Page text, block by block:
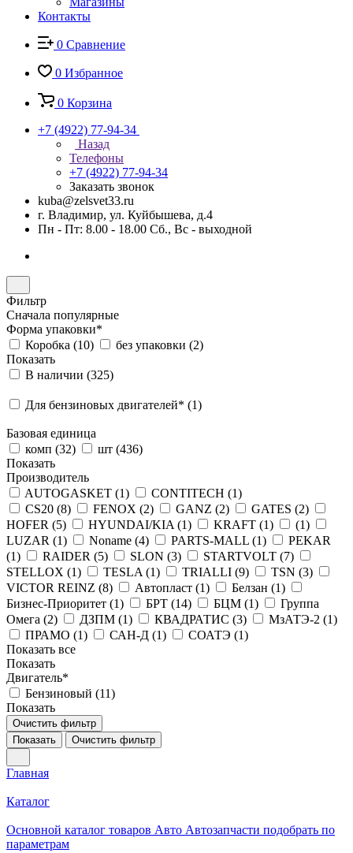
Контакты
0 Сравнение
0 Избранное
0 Корзина
+7 (4922) 77-94-34
Назад
Телефоны
+7 (4922) 77-94-34
Заказать звонок
kuba@zelsvet33.ru
г. Владимир, ул. Куйбышева, д.4
Пн - Пт: 8.00 - 18.00 Сб., Вс - выходной
Фильтр
Сначала популярные
Форма упаковки*
Коробка (10) без упаковки (2)
Показать
В наличии (325)
Для бензиновых двигателей* (1)
Базовая единица
комп (32) шт (436)
Показать
Производитель
AUTOGASKET (1) CONTITECH (1)
CS20 (8) FENOX (2) GANZ (2) GATES (2)
HOFER (5) HYUNDAI/KIA (1) KRAFT (1) (1)
LUZAR (1) Noname (4) PARTS-MALL (1)
PEKAR
(1) RAIDER (5) SLON (3) STARTVOLT (7)
STELLOX (1) TESLA (1) TRIALLI (9) TSN (3)
VICTOR REINZ (8) Автопласт (1) Белзан (1)
Бизнес-Приоритет (1) БРТ (14) БЦМ (1)
Группа
Омега (2) ДЗПМ (1) КВАДРАТИС (3) МзАТЭ-2 (1)
ПРАМО (1) САН-Д (1) СОАТЭ (1)
Показать все
Показать
Двигатель*
Бензиновый (11)
Показать
Очистить фильтр
Показать
Очистить фильтр
Главная
Каталог
Основной каталог товаров Авто Автозапчасти подобрать по
параметрам